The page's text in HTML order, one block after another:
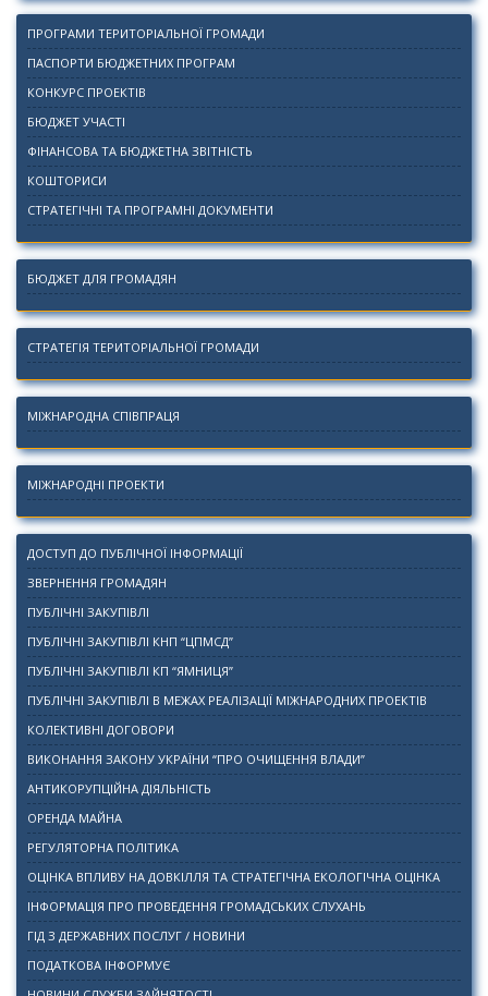
ПРОГРАМИ ТЕРИТОРІАЛЬНОЇ ГРОМАДИ
ПАСПОРТИ БЮДЖЕТНИХ ПРОГРАМ
КОНКУРС ПРОЕКТІВ
БЮДЖЕТ УЧАСТІ
ФІНАНСОВА ТА БЮДЖЕТНА ЗВІТНІСТЬ
КОШТОРИСИ
СТРАТЕГІЧНІ ТА ПРОГРАМНІ ДОКУМЕНТИ
БЮДЖЕТ ДЛЯ ГРОМАДЯН
СТРАТЕГІЯ ТЕРИТОРІАЛЬНОЇ ГРОМАДИ
МІЖНАРОДНА СПІВПРАЦЯ
МІЖНАРОДНІ ПРОЕКТИ
ДОСТУП ДО ПУБЛІЧНОЇ ІНФОРМАЦІЇ
ЗВЕРНЕННЯ ГРОМАДЯН
ПУБЛІЧНІ ЗАКУПІВЛІ
ПУБЛІЧНІ ЗАКУПІВЛІ КНП “ЦПМСД”
ПУБЛІЧНІ ЗАКУПІВЛІ КП “ЯМНИЦЯ”
ПУБЛІЧНІ ЗАКУПІВЛІ В МЕЖАХ РЕАЛІЗАЦІЇ МІЖНАРОДНИХ ПРОЕКТІВ
КОЛЕКТИВНІ ДОГОВОРИ
ВИКОНАННЯ ЗАКОНУ УКРАЇНИ “ПРО ОЧИЩЕННЯ ВЛАДИ”
АНТИКОРУПЦІЙНА ДІЯЛЬНІСТЬ
ОРЕНДА МАЙНА
РЕГУЛЯТОРНА ПОЛІТИКА
ОЦІНКА ВПЛИВУ НА ДОВКІЛЛЯ ТА СТРАТЕГІЧНА ЕКОЛОГІЧНА ОЦІНКА
ІНФОРМАЦІЯ ПРО ПРОВЕДЕННЯ ГРОМАДСЬКИХ СЛУХАНЬ
ГІД З ДЕРЖАВНИХ ПОСЛУГ / НОВИНИ
ПОДАТКОВА ІНФОРМУЄ